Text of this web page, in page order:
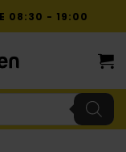
08:30 - 19:00